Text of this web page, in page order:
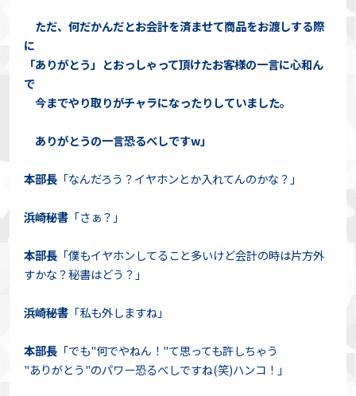
ただ、何だかんだとお会計を済ませて商品をお渡しする際
に
「ありがとう」とおっしゃって頂けたお客様の一言に心和ん
で
今までやり取りがチャラになったりしていました。
ありがとうの一言恐るべしですw」
本部長「なんだろう？イヤホンとか入れてんのかな？」
浜崎秘書「さぁ？」
本部長「僕もイヤホンしてること多いけど会計の時は片方外
すかな？秘書はどう？」
浜崎秘書「私も外しますね」
本部長「でも"何でやねん！"て思っても許しちゃう
"ありがとう"のパワー恐るべしですね(笑)ハンコ！」